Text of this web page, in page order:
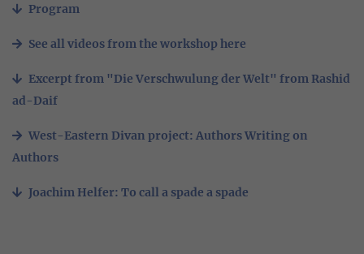
Program
See all videos from the workshop here
Excerpt from "Die Verschwulung der Welt" from Rashid
ad-Daif
West-Eastern Divan project: Authors Writing on
Authors
Joachim Helfer: To call a spade a spade
Zweck
Webseiten-Betreiber dies eingestellt hat.
Laufzeit
Zweck
Mit diesem Cookie können wir speichern, von
Internetseite weitergeleitet wurden.